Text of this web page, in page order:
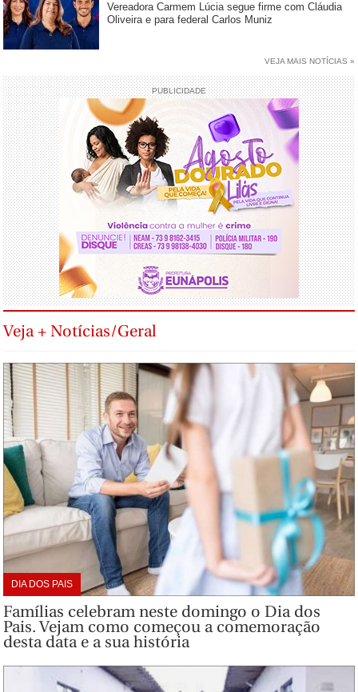
Vereadora Carmem Lúcia segue firme com Cláudia
Oliveira e para federal Carlos Muniz
VEJA MAIS NOTÍCIAS »
PUBLICIDADE
Veja + Notícias/Geral
DIA DOS PAIS
Famílias celebram neste domingo o Dia dos
Pais. Vejam como começou a comemoração
desta data e a sua história